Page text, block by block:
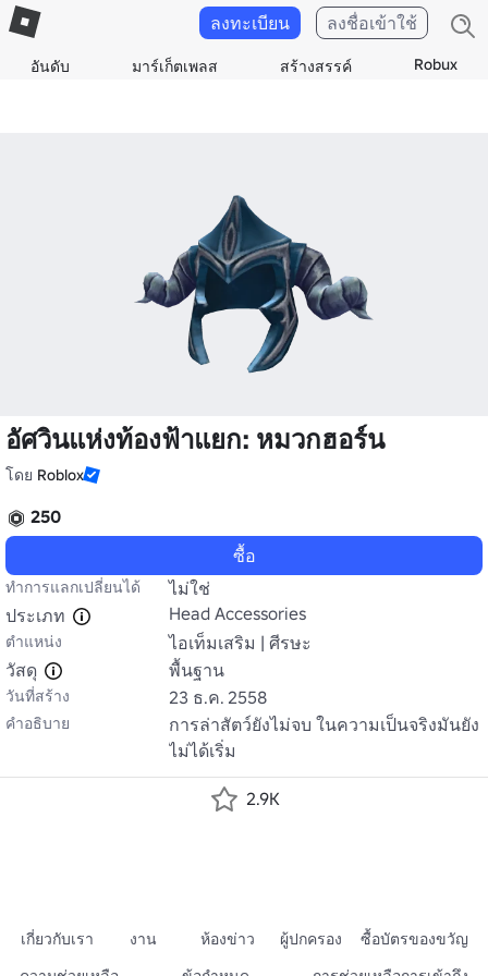
อันดับ มาร์เก็ตเพลส สร้างสรรค์ Robux
ลงทะเบียน ลงชื่อเข้าใช้
อัศวินแห่งท้องฟ้าแยก: หมวกฮอร์น
โดย Roblox
250
ซื้อ
ทำการแลกเปลี่ยนได้
ไม่ใช่
ประเภท
Head Accessories
ตำแหน่ง
ไอเท็มเสริม | ศีรษะ
วัสดุ
พื้นฐาน
วันที่สร้าง 23 ธ.ค. 2558
คำอธิบาย
การล่าสัตว์ยังไม่จบ ในความเป็นจริงมันยัง
ไม่ได้เริ่ม
2.9K
เกี่ยวกับเรา งาน ห้องข่าว ผู้ปกครอง
ซื้อบัตรของขวัญ